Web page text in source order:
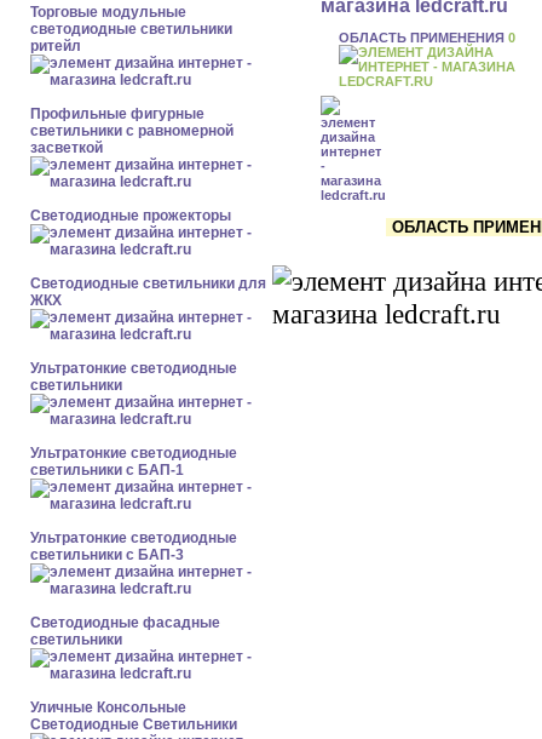
Торговые модульные
светодиодные светильники
ритейл
Профильные фигурные
светильники с равномерной
засветкой
Светодиодные прожекторы
Светодиодные светильники для
ЖКХ
Ультратонкие светодиодные
светильники
Ультратонкие светодиодные
светильники с БАП-1
Ультратонкие светодиодные
светильники с БАП-3
Светодиодные фасадные
светильники
Уличные Консольные
Светодиодные Светильники
ОБЛАСТЬ ПРИМЕНЕНИЯ 0
ОБЛАСТЬ